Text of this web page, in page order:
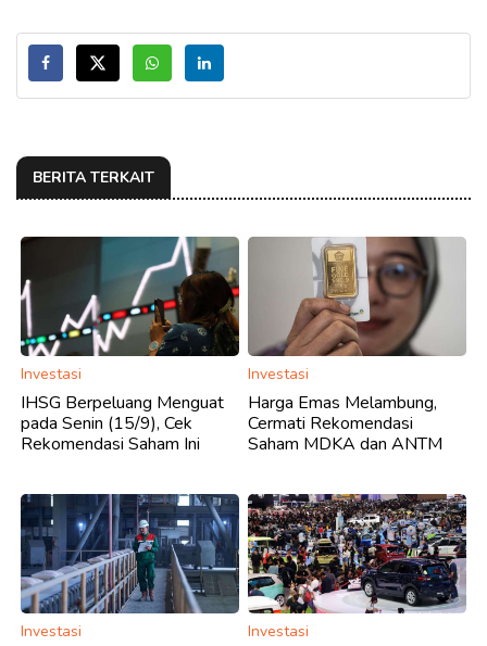
BERITA TERKAIT
Investasi
IHSG Berpeluang Menguat
pada Senin (15/9), Cek
Rekomendasi Saham Ini
Investasi
Harga Emas Melambung,
Cermati Rekomendasi
Saham MDKA dan ANTM
Investasi Investasi